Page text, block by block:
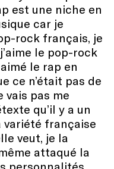
est une niche en
car je
rock français, je
le pop-rock
le rap en
ce n’était pas de
vais pas me
qu’il y a un
variété française
veut, je la
attaqué la
personnalités